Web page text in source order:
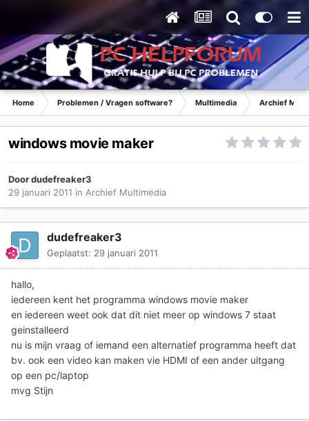
Home Problemen / Vragen software? Multimedia Archief
windows movie maker
Doordudefreaker3
29 januari 2011 in Archief Multimedia
dudefreaker3
Geplaatst: 29 januari 2011
hallo,
iedereen kent het programma windows movie maker
en iedereen weet ook dat dit niet meer op windows 7 staat
geinstalleerd
nu is mijn vraag of iemand een alternatief programma heeft dat
bv. ook een video kan maken vie HDMI of een ander uitgang
op een pc/laptop
mvg Stijn